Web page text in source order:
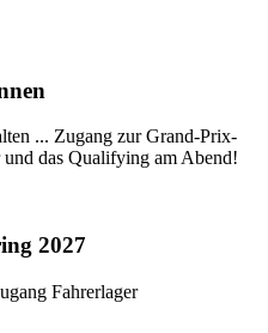
... Zugang zur Grand-Prix-
das Qualifying am Abend!
2027
Fahrerlager